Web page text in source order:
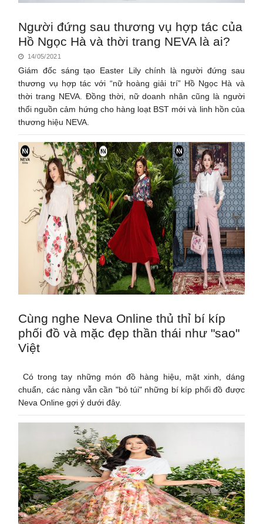
Người đứng sau thương vụ hợp tác của
Hồ Ngọc Hà và thời trang NEVA là ai?
14/05/2021
Giám đốc sáng tạo Easter Lily chính là người đứng sau
thương vụ hợp tác với “nữ hoàng giải trí” Hồ Ngọc Hà và
thời trang NEVA. Đồng thời, nữ doanh nhân cũng là người
thổi nguồn cảm hứng cho hàng loạt BST mới và linh hồn của
thương hiệu NEVA.
Cùng nghe Neva Online thủ thỉ bí kíp
phối đồ và mặc đẹp thần thái như "sao"
Việt
Có trong tay những món đồ hàng hiệu, mặt xinh, dáng
chuẩn, các nàng vẫn cần "bỏ túi" những bí kíp phối đồ được
Neva Online gợi ý dưới đây.